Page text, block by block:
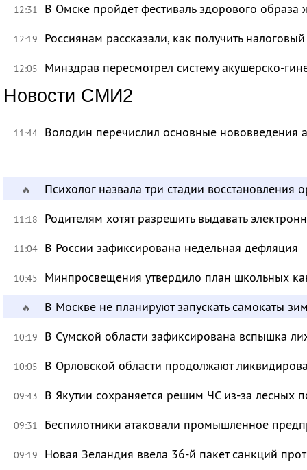
12:31 В Омске пройдёт фестиваль здорового
12:19 Россиянам рассказали, как получить
12:05 Минздрав пересмотрел систему акушерско-
Новости СМИ2
11:44 Володин перечислил основные нововведения
🔥 Психолог назвала три стадии восстановления
11:18 Родителям хотят разрешить выдавать
11:04 В России зафиксирована недельная дефляция
10:45 Минпросвещения утвердило план школьных
🔥 В Москве не планируют запускать самокаты
10:19 В Сумской области зафиксирована вспышка
10:05 В Орловской области продолжают
09:43 В Якутии сохраняется решим ЧС из-за лесных
09:31 Беспилотники атаковали промышленное
09:19 Новая Зеландия ввела 36-й пакет санкций